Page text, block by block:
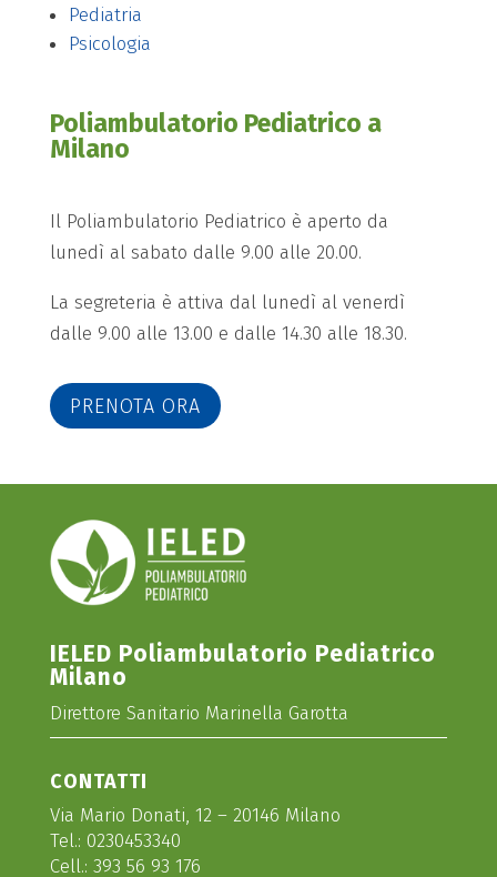
Pediatria
Psicologia
Poliambulatorio Pediatrico a
Milano
Il Poliambulatorio Pediatrico è aperto da
lunedì al sabato dalle 9.00 alle 20.00.
La segreteria è attiva dal lunedì al venerdì
dalle 9.00 alle 13.00 e dalle 14.30 alle 18.30.
PRENOTA ORA
IELED Poliambulatorio Pediatrico
Milano
Direttore Sanitario Marinella Garotta
CONTATTI
Via Mario Donati, 12 – 20146 Milano
Tel.: 0230453340
Cell.: 393 56 93 176